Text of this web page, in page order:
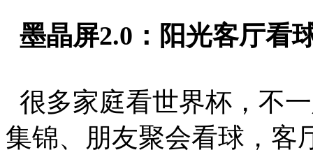
墨晶屏2.0：阳光客厅看
很多家庭看世界杯，不
集锦、朋友聚会看球，客